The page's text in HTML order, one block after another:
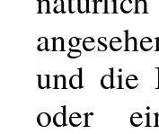
und die
oder